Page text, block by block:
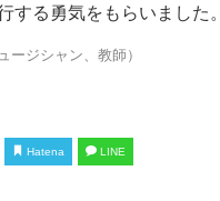
する勇気をもらいました。
ージシャン、教師）
Hatena LINE